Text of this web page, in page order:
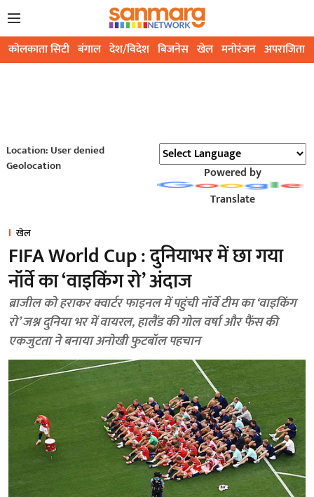
कोलकाता सिटी बंगाल देश/विदेश बिजनेस खेल मनोरंजन अपराजिता
Location: User denied
Geolocation
Powered by
Translate
खेल
FIFA World Cup : दुनियाभर में छा गया
नॉर्वे का ‘वाइकिंग रो’ अंदाज
ब्राजील को हराकर क्वार्टर फाइनल में पहुंची नॉर्वे टीम का ‘वाइकिंग
रो’ जश्न दुनिया भर में वायरल, हालैंड की गोल वर्षा और फैंस की
एकजुटता ने बनाया अनोखी फुटबॉल पहचान